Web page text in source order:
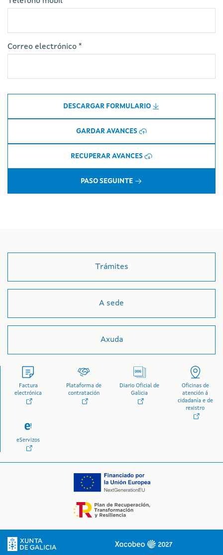
Trámites
A sede
Axuda
Factura
electrónica
Plataforma de
contratación
Diario Oficial de
Galicia
Oficinas de
atención á
cidadanía e de
rexistro
eServizos